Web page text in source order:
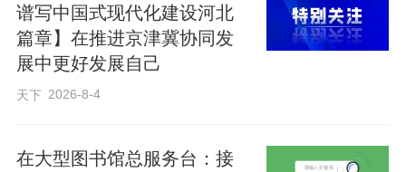
迹。孩子们还亲手体验传统古籍缝制技
艺，在穿针引线间学习线装书装帧工艺，
实践体验中学习档案文化新知识。
谱写中国式现代化建设河北
篇章】在推进京津冀协同发
展中更好发展自己
天下 2026-8-4
在大型图书馆总服务台：接